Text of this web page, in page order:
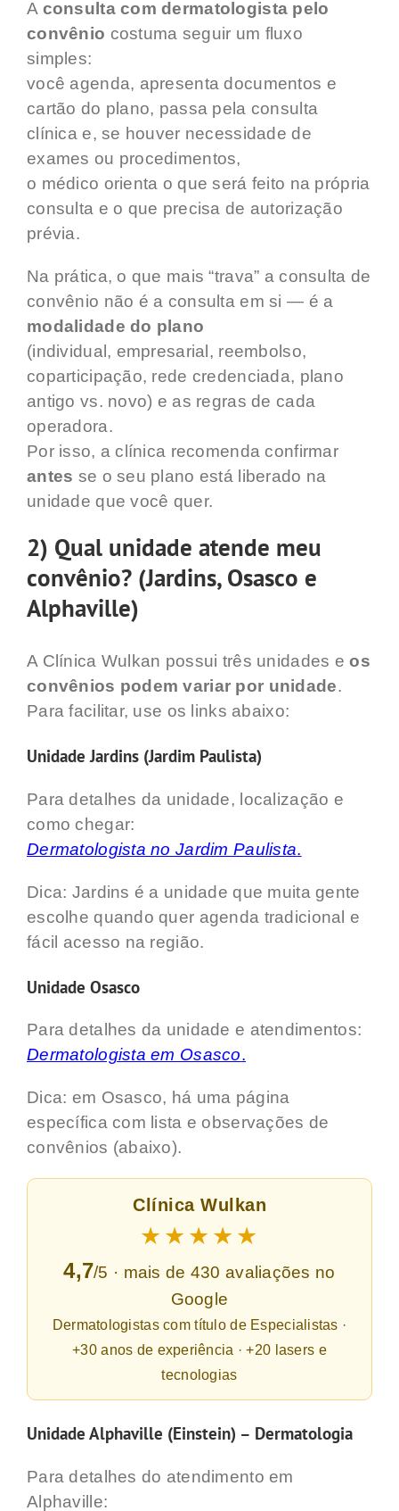
A consulta com dermatologista pelo
convênio costuma seguir um fluxo
simples:
você agenda, apresenta documentos e
cartão do plano, passa pela consulta
clínica e, se houver necessidade de
exames ou procedimentos,
o médico orienta o que será feito na própria
consulta e o que precisa de autorização
prévia.
Na prática, o que mais “trava” a consulta de
convênio não é a consulta em si — é a
modalidade do plano
(individual, empresarial, reembolso,
coparticipação, rede credenciada, plano
antigo vs. novo) e as regras de cada
operadora.
Por isso, a clínica recomenda confirmar
antes se o seu plano está liberado na
unidade que você quer.
2) Qual unidade atende meu
convênio? (Jardins, Osasco e
Alphaville)
A Clínica Wulkan possui três unidades eos
convênios podem variar por unidade.
Para facilitar, use os links abaixo:
Unidade Jardins (Jardim Paulista)
Para detalhes da unidade, localização e
como chegar:
Dermatologista no Jardim Paulista.
Dica: Jardins é a unidade que muita gente
escolhe quando quer agenda tradicional e
fácil acesso na região.
Unidade Osasco
Para detalhes da unidade e atendimentos:
Dermatologista em Osasco.
Dica: em Osasco, há uma página
específica com lista e observações de
convênios (abaixo).
Clínica Wulkan
★★★★★
4,7/5 · mais de 430 avaliações no
Google
Dermatologistas com título de Especialistas ·
+30 anos de experiência · +20 lasers e
tecnologias
Unidade Alphaville (Einstein) – Dermatologia
Para detalhes do atendimento em
Alphaville: